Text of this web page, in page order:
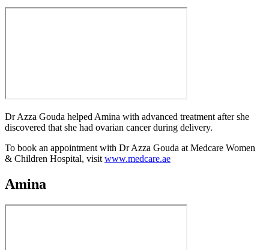
Dr Azza Gouda helped Amina with advanced treatment after she
discovered that she had ovarian cancer during delivery.
To book an appointment with Dr Azza Gouda at Medcare Women
& Children Hospital, visit www.medcare.ae
Amina